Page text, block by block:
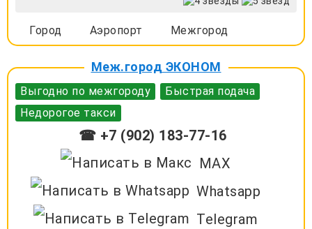
Город Аэропорт Межгород
Меж.город ЭКОНОМ
Выгодно по межгороду
Быстрая подача
Недорогое такси
☎ +7 (902) 183-77-16
MAX
Whatsapp
Telegram